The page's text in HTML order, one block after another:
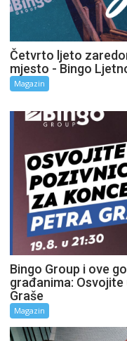
Četvrto ljeto
mjesto - Bingo
Magazin
Bingo Group i ove
građanima:
Graše
Magazin